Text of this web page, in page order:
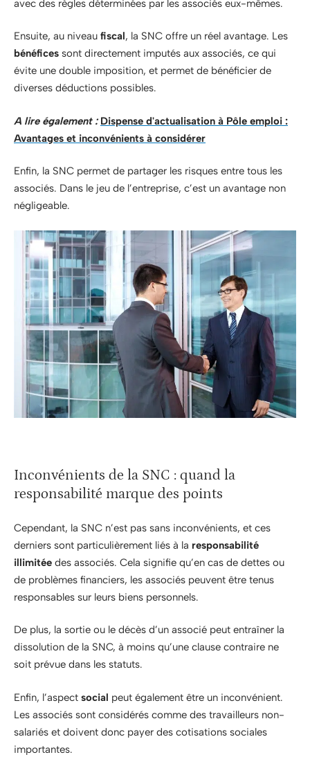
avec des règles déterminées par les associés eux-mêmes.
Ensuite, au niveau fiscal, la SNC offre un réel avantage. Les
bénéfices sont directement imputés aux associés, ce qui
évite une double imposition, et permet de bénéficier de
diverses déductions possibles.
A lire également : Dispense d'actualisation à Pôle emploi :
Avantages et inconvénients à considérer
Enfin, la SNC permet de partager les risques entre tous les
associés. Dans le jeu de l’entreprise, c’est un avantage non
négligeable.
Inconvénients de la SNC : quand la
responsabilité marque des points
Cependant, la SNC n’est pas sans inconvénients, et ces
derniers sont particulièrement liés à la responsabilité
illimitée des associés. Cela signifie qu’en cas de dettes ou
de problèmes financiers, les associés peuvent être tenus
responsables sur leurs biens personnels.
De plus, la sortie ou le décès d’un associé peut entraîner la
dissolution de la SNC, à moins qu’une clause contraire ne
soit prévue dans les statuts.
Enfin, l’aspect social peut également être un inconvénient.
Les associés sont considérés comme des travailleurs non-
salariés et doivent donc payer des cotisations sociales
importantes.